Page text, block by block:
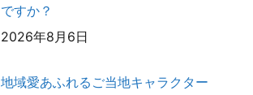
ですか？
2026年8月6日
地域愛あふれるご当地キャラクター